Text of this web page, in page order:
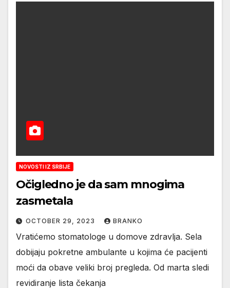
NOVOSTI IZ SRBIJE
Očigledno je da sam mnogima
zasmetala
OCTOBER 29, 2023 BRANKO
Vratićemo stomatologe u domove zdravlja. Sela
dobijaju pokretne ambulante u kojima će pacijenti
moći da obave veliki broj pregleda. Od marta sledi
revidiranje lista čekanja